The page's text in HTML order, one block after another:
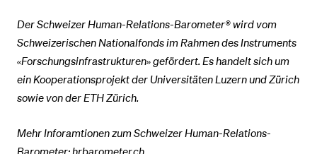
Der Schweizer Human-Relations-Barometer® wird vom
Schweizerischen Nationalfonds im Rahmen des Instruments
«Forschungsinfrastrukturen» gefördert. Es handelt sich um
ein Kooperationsprojekt der Universitäten Luzern und Zürich
sowie von der ETH Zürich.
Mehr Inforamtionen zum Schweizer Human-Relations-